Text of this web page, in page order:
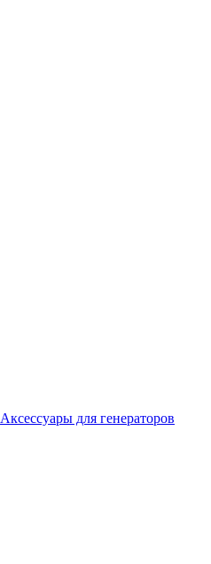
Аксессуары для генераторов